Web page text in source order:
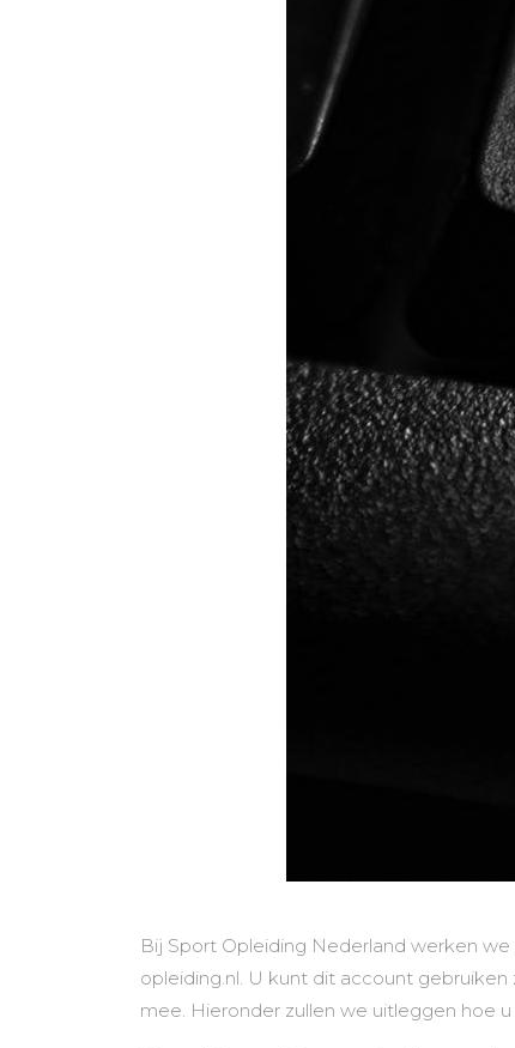
Bij Sport Opleiding Nederland werken
opleiding.nl. U kunt dit account
mee. Hieronder zullen we uitleggen hoe